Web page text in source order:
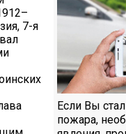
7-я
Если Вы
пожара,